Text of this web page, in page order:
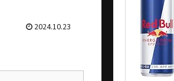
2024.10.23